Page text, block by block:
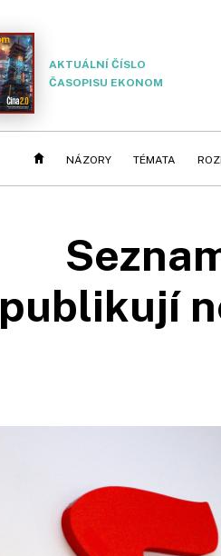
AKTUÁLNÍ ČÍSLO
ČASOPISU EKONOM
NÁZORY TÉMATA
publikují